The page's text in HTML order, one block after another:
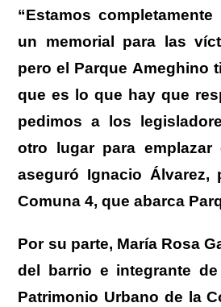
“Estamos
un memorial para las
pero el Parque Ameghino
que es lo que hay que
pedimos a los
otro lugar para emplazar
aseguró Ignacio Álvarez,
Comuna 4, que abarca
Por su parte, María Rosa
del barrio e integrante
Patrimonio Urbano de la